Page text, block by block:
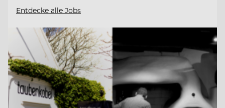
Entdecke alle Jobs